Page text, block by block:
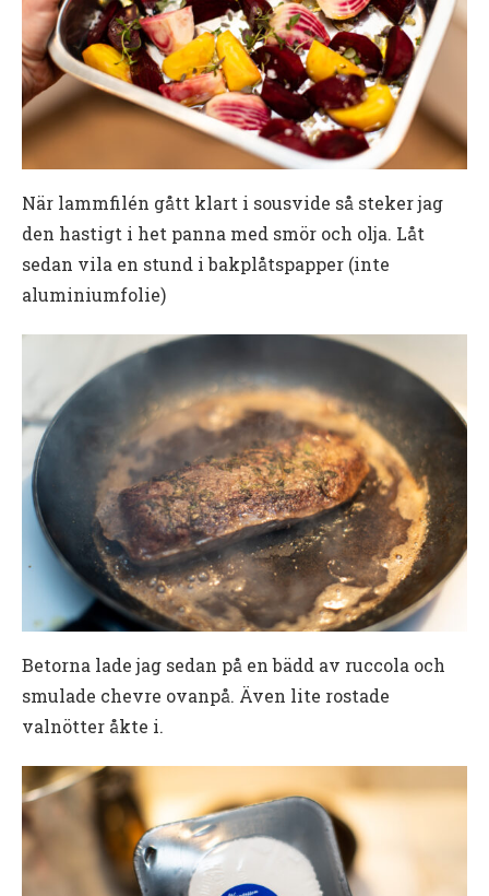
När lammfilén gått klart i sousvide så steker jag
den hastigt i het panna med smör och olja. Låt
sedan vila en stund i bakplåtspapper (inte
aluminiumfolie)
Betorna lade jag sedan på en bädd av ruccola och
smulade chevre ovanpå. Även lite rostade
valnötter åkte i.